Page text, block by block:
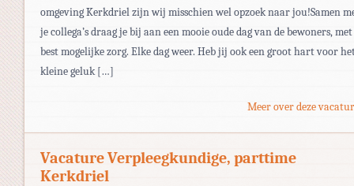
omgeving Kerkdriel zijn wij misschien wel opzoek naar jou!Samen
je collega’s draag je bij aan een mooie oude dag van de bewoners, met
best mogelijke zorg. Elke dag weer. Heb jij ook een groot hart voor
kleine geluk […]
Meer over deze
Vacature Verpleegkundige, parttime
Kerkdriel